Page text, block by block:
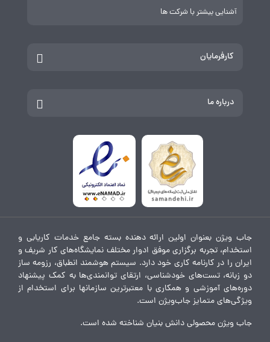
آشنایی بیشتر با شرکت ها
کارفرمایان
درباره ما
جاب ویژن بعنوان اولین ارائه دهنده بسته جامع خدمات کاریابی و
استخدام، تجربه برگزاری موفق ادوار مختلف نمایشگاه‌های کار شریف و
ایران را در کارنامه کاری خود دارد. سیستم هوشمند انطباق، رزومه ساز
دو زبانه، تست‌های خودشناسی، ارتقای توانمندی‌ها به کمک پیشنهاد
دوره‌های آموزشی و همکاری با معتبرترین سازمانها برای استخدام از
ویژگی‌های متمایز جاب‌ویژن است.
جاب ویژن محصولی دانش بنیان شناخته شده است.